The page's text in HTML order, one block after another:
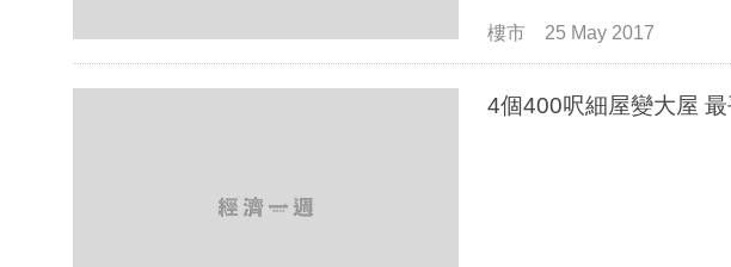
樓市 25 May 2017
4個400呎細屋變大屋